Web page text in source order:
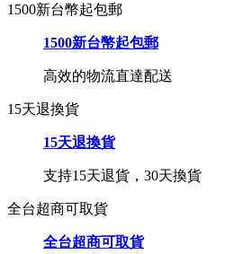
1500新台幣起包郵
1500新台幣起包郵
高效的物流直達配送
15天退換貨
15天退換貨
支持15天退貨，30天換貨
全台超商可取貨
全台超商可取貨